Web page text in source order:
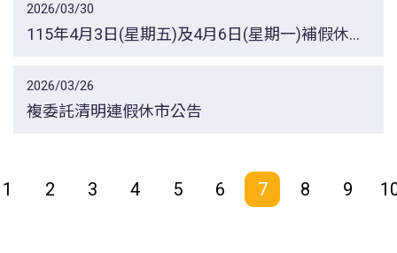
2026/03/30
115年4月3日(星期五)及4月6日(星期一)補假休市
2026/03/26
複委託清明連假休市公告
1 2 3 4 5 6 7 8 9